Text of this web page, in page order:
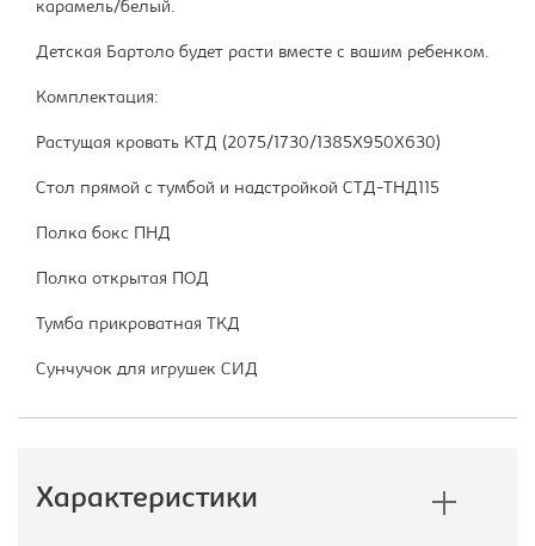
карамель/белый.
Детская Бартоло будет расти вместе с вашим ребенком.
Комплектация:
Растущая кровать КТД (2075/1730/1385Х950Х630)
Стол прямой с тумбой и надстройкой СТД-ТНД115
Полка бокс ПНД
Полка открытая ПОД
Тумба прикроватная ТКД
Сунчучок для игрушек СИД
Характеристики